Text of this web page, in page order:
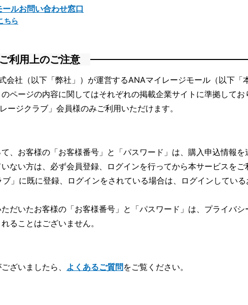
ルお問い合わせ窓口
ちら
利用上のご注意
会社（以下「弊社」）が運営するANAマイレージモール（以下「
ページの内容に関してはそれぞれの掲載企業サイトに準拠してお
ージクラブ」会員様のみご利用いただけます。
、お客様の「お客様番号」と「パスワード」は、購入申込情報を
ない方は、必ず会員登録、ログインを行ってから本サービスをご
」に既に登録、ログインをされている場合は、ログインしてい
だいたお客様の「お客様番号」と「パスワード」は、 プライバシ
ることはございません。
ざいましたら、 よくあるご質問 をご覧ください。